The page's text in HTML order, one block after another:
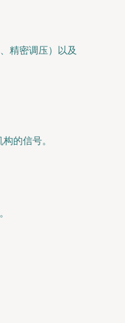
精密调压）以及
的信号。